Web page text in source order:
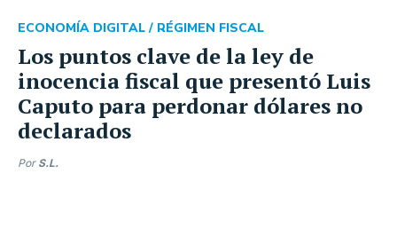
Los puntos clave de la ley de
inocencia fiscal que presentó Luis
Caputo para perdonar dólares no
declarados
ECONOMÍA DIGITAL / RÉGIMEN FISCAL
Por S.L.